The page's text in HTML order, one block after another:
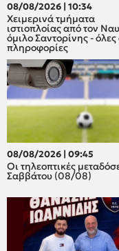
08/08/2026 | 10:34
Χειμερινά τμήματα
ιστιοπλοίας από τον
όμιλο Σαντορίνης - όλες
πληροφορίες
08/08/2026 | 09:45
Οι τηλεοπτικές
Σαββάτου (08/08)